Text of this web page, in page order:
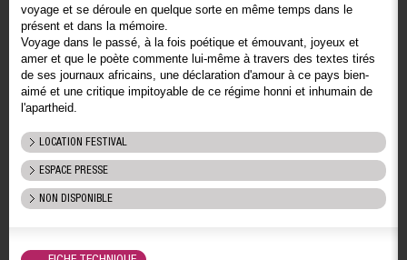
voyage et se déroule en quelque sorte en même temps dans le
présent et dans la mémoire.
Voyage dans le passé, à la fois poétique et émouvant, joyeux et
amer et que le poète commente lui-même à travers des textes tirés
de ses journaux africains, une déclaration d'amour à ce pays bien-
aimé et une critique impitoyable de ce régime honni et inhumain de
l'apartheid.
LOCATION FESTIVAL
ESPACE PRESSE
NON DISPONIBLE